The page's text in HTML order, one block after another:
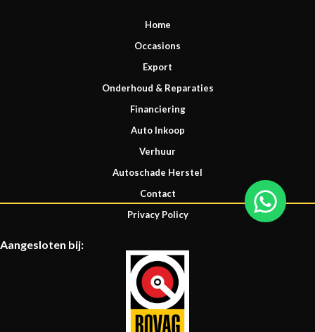
Home
Occasions
Export
Onderhoud & Reparaties
Financiering
Auto Inkoop
Verhuur
Autoschade Herstel
Contact
Privacy Policy
Aangesloten bij: